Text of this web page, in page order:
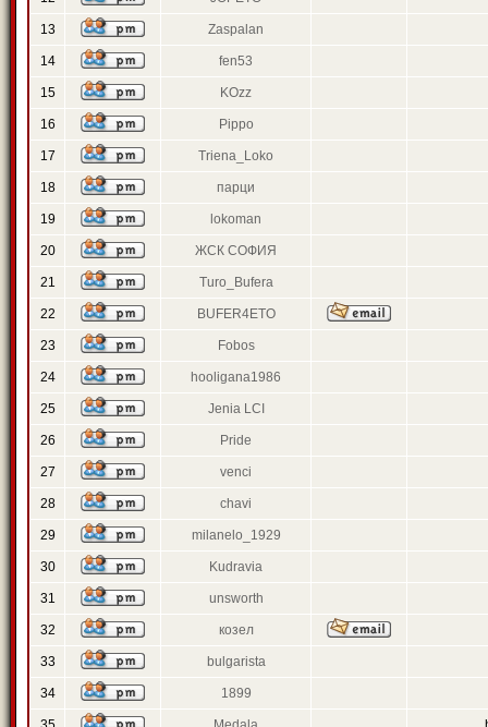
13 Zaspalan
14 fen53
15 KOzz
16 Pippo
17 Triena_Loko
18 парци
19 lokoman
20 ЖСК СОФИЯ
21 Turo_Bufera
22 BUFER4ETO
23 Fobos
24 hooligana1986
25 Jenia LCI
26 Pride
27 venci
28 chavi
29 milanelo_1929
30 Kudravia
31 unsworth
32 козел
33 bulgarista
34 1899